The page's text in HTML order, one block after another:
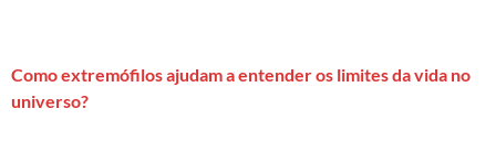
Como extremófilos ajudam a entender os limites da vida no
universo?